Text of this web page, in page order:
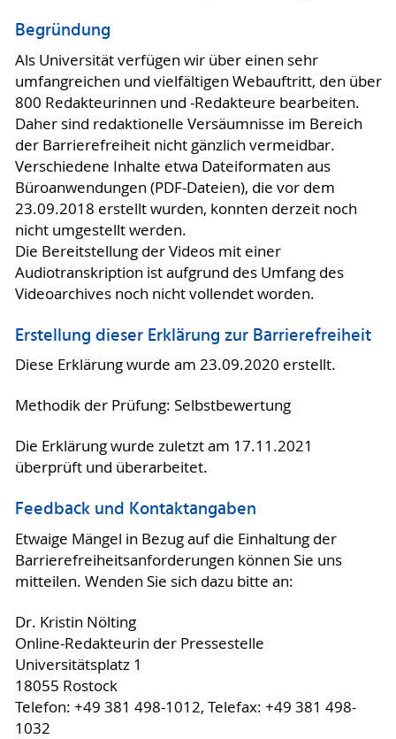
Begründung
Als Universität verfügen wir über einen sehr
umfangreichen und vielfältigen Webauftritt, den über
800 Redakteurinnen und -Redakteure bearbeiten.
Daher sind redaktionelle Versäumnisse im Bereich
der Barrierefreiheit nicht gänzlich vermeidbar.
Verschiedene Inhalte etwa Dateiformaten aus
Büroanwendungen (PDF-Dateien), die vor dem
23.09.2018 erstellt wurden, konnten derzeit noch
nicht umgestellt werden.
Die Bereitstellung der Videos mit einer
Audiotranskription ist aufgrund des Umfang des
Videoarchives noch nicht vollendet worden.
Erstellung dieser Erklärung zur Barrierefreiheit
Diese Erklärung wurde am 23.09.2020 erstellt.
Methodik der Prüfung: Selbstbewertung
Die Erklärung wurde zuletzt am 17.11.2021
überprüft und überarbeitet.
Feedback und Kontaktangaben
Etwaige Mängel in Bezug auf die Einhaltung der
Barrierefreiheitsanforderungen können Sie uns
mitteilen. Wenden Sie sich dazu bitte an:
Dr. Kristin Nölting
Online-Redakteurin der Pressestelle
Universitätsplatz 1
18055 Rostock
Telefon: +49 381 498-1012, Telefax: +49 381 498-
1032